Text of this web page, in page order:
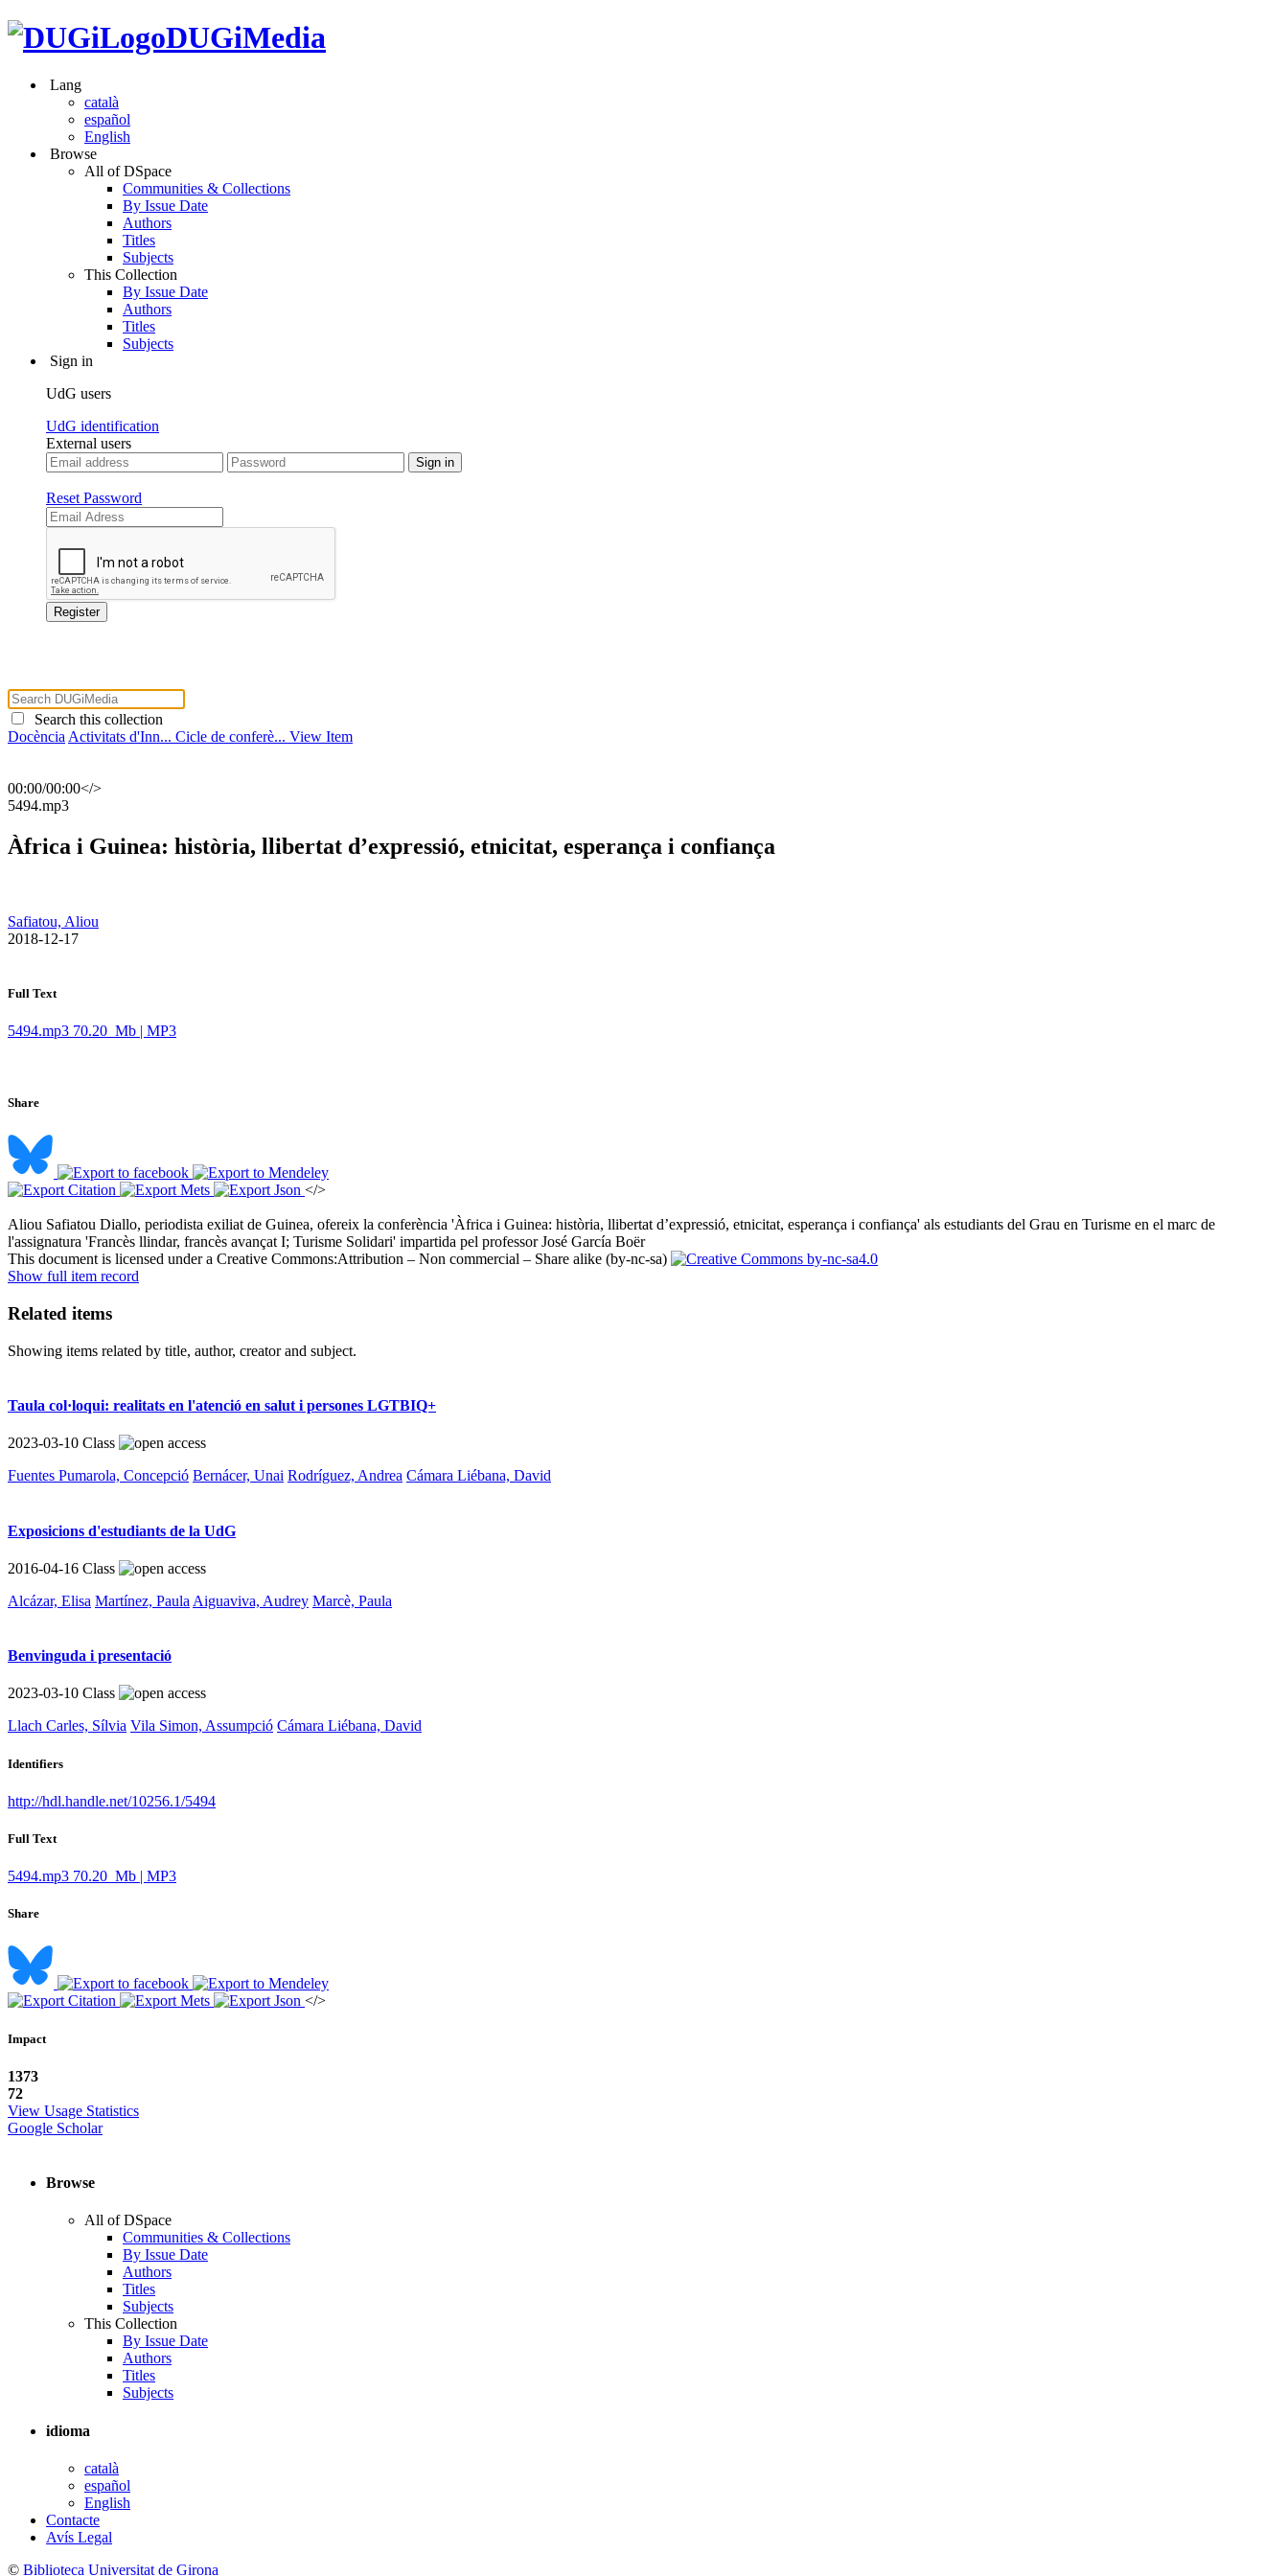
DUGiMedia
Lang
català
español
English
Browse
All of DSpace
Communities & Collections
By Issue Date
Authors
Titles
Subjects
This Collection
By Issue Date
Authors
Titles
Subjects
Sign in
UdG users
UdG identification
External users
Reset Password
Search this collection
Docència Activitats d'Inn... Cicle de conferè... View Item
00:00/00:00</>
​5494.mp3
Àfrica i Guinea: història, llibertat d’expressió, etnicitat, esperança i confiança
Safiatou, Aliou
​ 2018-12-17
Full Text
5494.mp3 70.20 Mb | MP3
Share
</>
Aliou Safiatou Diallo, periodista exiliat de Guinea, ofereix la conferència 'Àfrica i Guinea: història, llibertat d’expressió, etnicitat, esperança i confiança' als estudiants del Grau en Turisme en el marc de
l'assignatura 'Francès llindar, francès avançat I; Turisme Solidari' impartida pel professor José García Boër ​
This document is licensed under a Creative Commons:Attribution – Non commercial – Share alike (by-nc-sa)
Show full item record
Related items
Showing items related by title, author, creator and subject.
Taula col·loqui: realitats en l'atenció en salut i persones LGTBIQ+
2023-03-10 Class
Fuentes Pumarola, Concepció Bernácer, Unai Rodríguez, Andrea Cámara Liébana, David
Exposicions d'estudiants de la UdG
2016-04-16 Class
Alcázar, Elisa Martínez, Paula Aiguaviva, Audrey Marcè, Paula
Benvinguda i presentació
2023-03-10 Class
Llach Carles, Sílvia Vila Simon, Assumpció Cámara Liébana, David
Identifiers
http://hdl.handle.net/10256.1/5494
Full Text
5494.mp3 70.20 Mb | MP3
Share
</>
Impact
1373
72
View Usage Statistics
Google Scholar
Browse
All of DSpace
Communities & Collections
By Issue Date
Authors
Titles
Subjects
This Collection
By Issue Date
Authors
Titles
Subjects
idioma
català
español
English
Contacte
Avís Legal
© Biblioteca Universitat de Girona